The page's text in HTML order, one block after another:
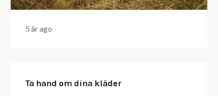
5 år ago
Ta hand om dina kläder